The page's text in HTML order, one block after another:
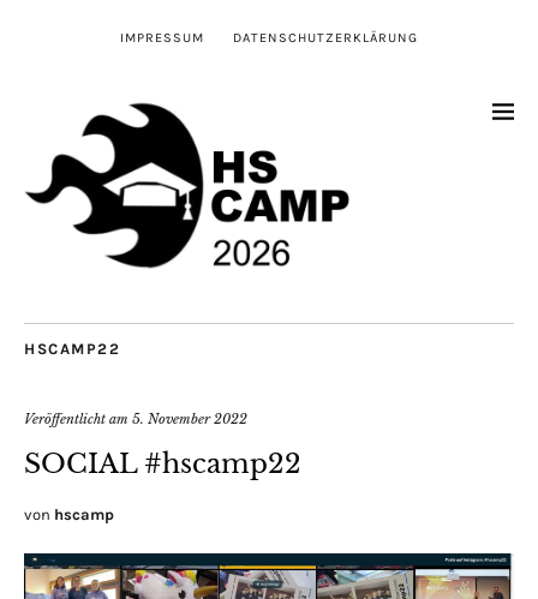
IMPRESSUM DATENSCHUTZERKLÄRUNG
HSCAMP22
Veröffentlicht am 5. November 2022
SOCIAL #hscamp22
von hscamp